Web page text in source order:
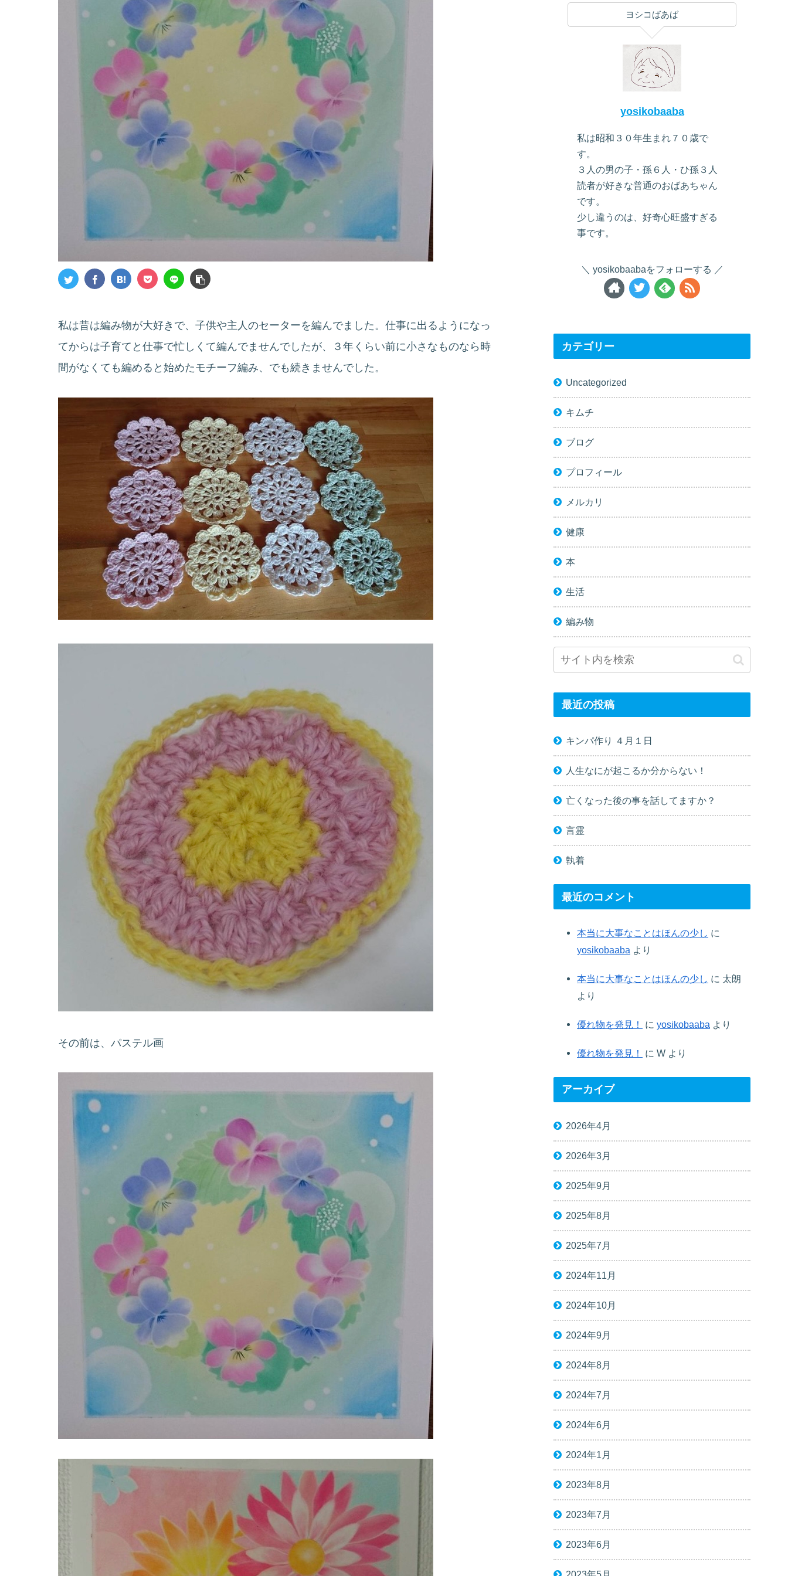
私は昔は編み物が大好きで、子供や主人のセーターを編んでました。仕事に出るようになっ
てからは子育てと仕事で忙しくて編んでませんでしたが、３年くらい前に小さなものなら時
間がなくても編めると始めたモチーフ編み、でも続きませんでした。
その前は、パステル画
ヨシコばあば
yosikobaaba
私は昭和３０年生まれ７０歳で
す。
３人の男の子・孫６人・ひ孫３人
読者が好きな普通のおばあちゃん
です。
少し違うのは、好奇心旺盛すぎる
事です。
yosikobaabaをフォローする
カテゴリー
Uncategorized
キムチ
ブログ
プロフィール
メルカリ
健康
本
生活
編み物
最近の投稿
キンパ作り ４月１日
人生なにが起こるか分からない！
亡くなった後の事を話してますか？
言霊
執着
最近のコメント
本当に大事なことはほんの少し に
yosikobaaba より
本当に大事なことはほんの少し に 太朗
より
優れ物を発見！ に yosikobaaba より
優れ物を発見！ に W より
アーカイブ
2026年4月
2026年3月
2025年9月
2025年8月
2025年7月
2024年11月
2024年10月
2024年9月
2024年8月
2024年7月
2024年6月
2024年1月
2023年8月
2023年7月
2023年6月